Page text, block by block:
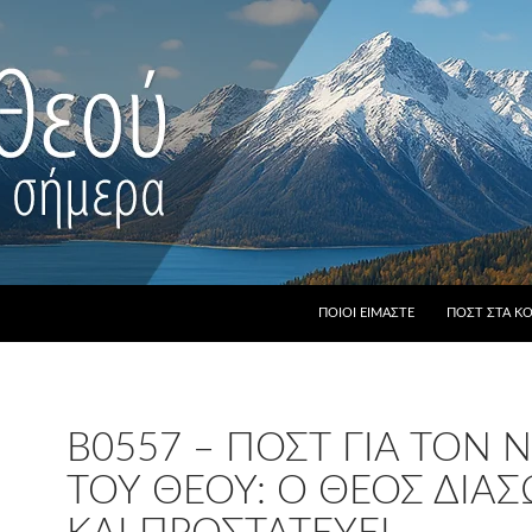
ΠΟΙΟΙ ΕΊΜΑΣΤΕ ΠΟΣΤ ΣΤΑ
B0557 – ΠΟΣΤ ΓΙΑ ΤΟΝ
ΤΟΥ ΘΕΟΎ: Ο ΘΕΌΣ